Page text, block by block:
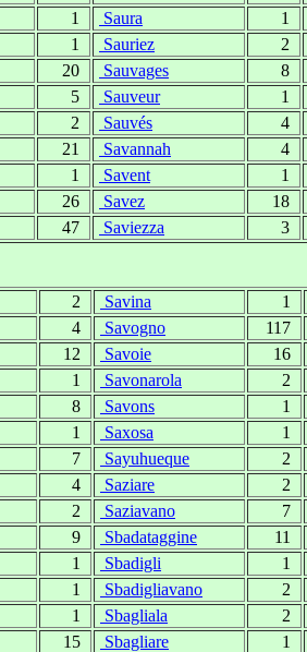
1 Saura
1
1 Sauriez
2
20 Sauvages
8
5 Sauveur
1
2 Sauvés
4
21 Savannah
4
1 Savent
1
26 Savez
18
47 Saviezza 3
2 Savina
1
4 Savogno
117
12 Savoie
16
1 Savonarola
2
8 Savons
1
1 Saxosa
1
7 Sayuhueque
2
4 Saziare
2
2 Saziavano
7
9 Sbadataggine
11
1 Sbadigli
1
1 Sbadigliavano
2
1 Sbagliala
2
15 Sbagliare
1